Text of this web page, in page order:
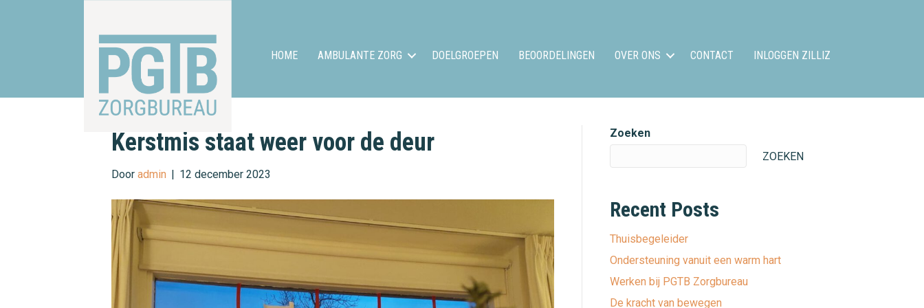
HOME AMBULANTE ZORG DOELGROEPEN BEOORDELINGEN OVER ONS CONTACT INLOGGEN ZILLIZ
Kerstmis staat weer voor de deur
Door admin | 12 december 2023
Zoeken
ZOEKEN
Recent Posts
Thuisbegeleider
Ondersteuning vanuit een warm hart
Werken bij PGTB Zorgbureau
De kracht van bewegen